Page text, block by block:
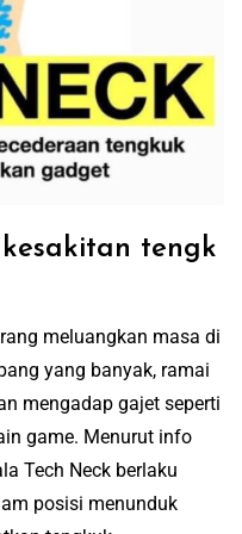
kesakitan tengk
meluangkan masa di
yang banyak, ramai
mengadap gajet seperti
game. Menurut info
Tech Neck berlaku
posisi menunduk